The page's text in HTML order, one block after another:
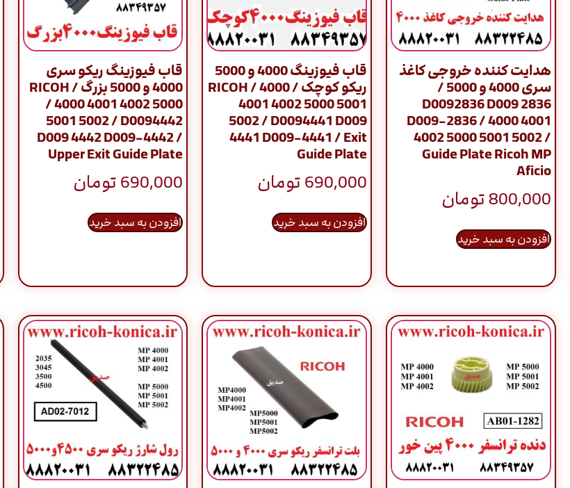
هدایت کننده خروجی کاغذ
سری 4000 و 5000 /
D0092836 D009 2836
D009-2836 / 4000 4001
4002 5000 5001 5002 /
Guide Plate Ricoh MP
Aficio
800,000تومان
افزودن به سبد خرید
قاب فیوزینگ 4000 و 5000
ریکو کوچک / RICOH / 4000
4001 4002 5000 5001
5002 / D0094441 D009
4441 D009-4441 / Exit
Guide Plate
690,000تومان
افزودن به سبد خرید
قاب فیوزینگ ریکو سری
4000 و 5000 بزرگ / RICOH
/ 4000 4001 4002 5000
5001 5002 / D0094442
D009 4442 D009-4442 /
Upper Exit Guide Plate
690,000تومان
افزودن به سبد خرید